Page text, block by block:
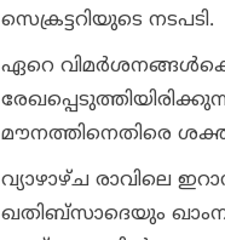
സെക്രട്ടറിയുടെ നടപടി.
ഏറെ
മൗനത്തിനെതിരെ
വ്യാഴാഴ്ച രാവിലെ
ഖതിബ്‌സാദെയും